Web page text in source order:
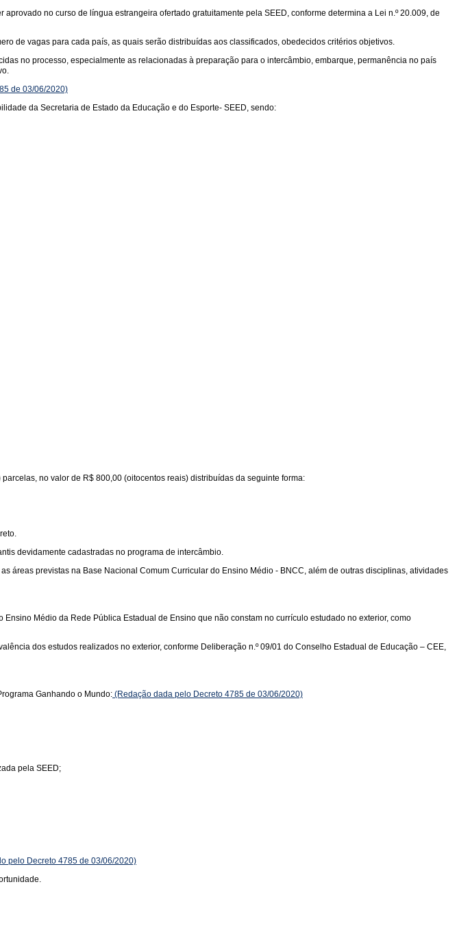
no curso de língua estrangeira ofertado gratuitamente pela SEED, conforme determina a Lei n.º 20.009, de
de vagas para cada país, as quais serão distribuídas aos classificados, obedecidos critérios objetivos.
no processo, especialmente as relacionadas à preparação para o intercâmbio, embarque, permanência no país
de 03/06/2020)
da Secretaria de Estado da Educação e do Esporte- SEED, sendo:
no valor de R$ 800,00 (oitocentos reais) distribuídas da seguinte forma:
devidamente cadastradas no programa de intercâmbio.
áreas previstas na Base Nacional Comum Curricular do Ensino Médio - BNCC, além de outras disciplinas, atividades
Médio da Rede Pública Estadual de Ensino que não constam no currículo estudado no exterior, como
dos estudos realizados no exterior, conforme Deliberação n.º 09/01 do Conselho Estadual de Educação – CEE,
Ganhando o Mundo: (Redação dada pelo Decreto 4785 de 03/06/2020)
pela SEED;
pelo Decreto 4785 de 03/06/2020)